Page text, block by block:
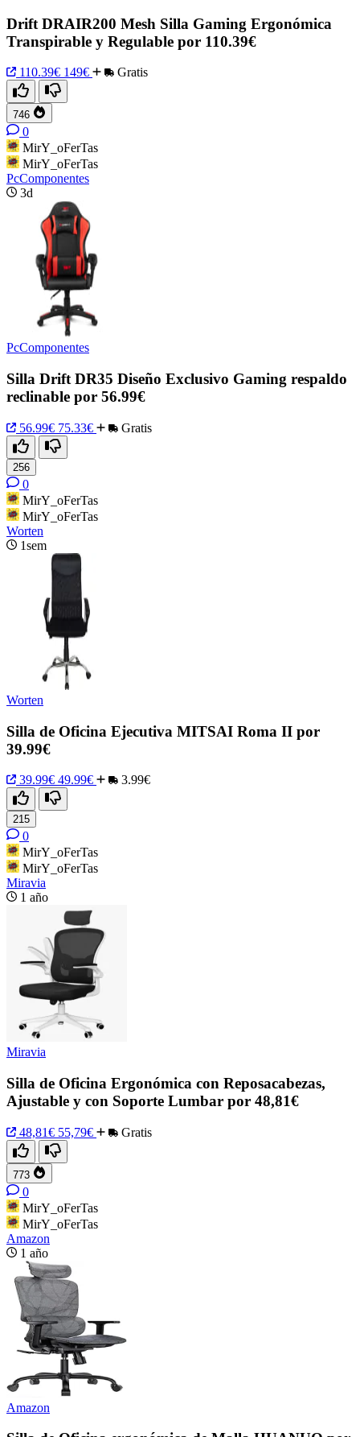
Drift DRAIR200 Mesh Silla Gaming Ergonómica
Transpirable y Regulable por 110.39€
110.39€ 149€ Gratis
746
0
MirY_oFerTas
MirY_oFerTas
PcComponentes
3d
PcComponentes
Silla Drift DR35 Diseño Exclusivo Gaming respaldo
reclinable por 56.99€
56.99€ 75.33€ Gratis
256
0
MirY_oFerTas
MirY_oFerTas
Worten
1sem
Worten
Silla de Oficina Ejecutiva MITSAI Roma II por
39.99€
39.99€ 49.99€ 3.99€
215
0
MirY_oFerTas
MirY_oFerTas
Miravia
1 año
Miravia
Silla de Oficina Ergonómica con Reposacabezas,
Ajustable y con Soporte Lumbar por 48,81€
48,81€ 55,79€ Gratis
773
0
MirY_oFerTas
MirY_oFerTas
Amazon
1 año
Amazon